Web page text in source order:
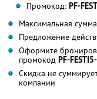
Промокод: PF-
Максимальная
Предложение
Оформите
промокод PF-
Скидка не
компании